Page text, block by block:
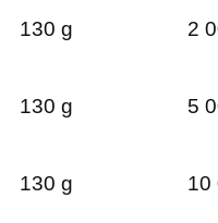
130 g 2
130 g 5
130 g 10